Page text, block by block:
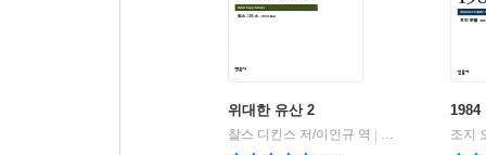
위대한 유산 2
찰스 디킨스 저/이인규 역 |
1984
조지